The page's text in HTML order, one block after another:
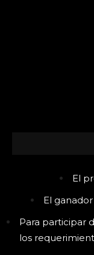
El
El
Para participar
los